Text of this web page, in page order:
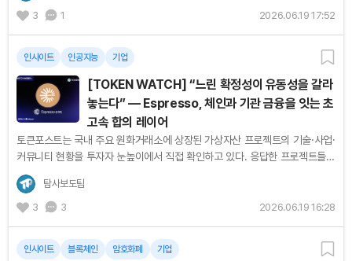
3
1 2026.06.19 17:52
인사이트 인공지능 기업
[TOKEN WATCH] “느린 확정성이 유동성을 갈라
놓는다” — Espresso, 체인과 기관 금융을 잇는 초
고속 합의 레이어
토큰포스트는 국내 주요 원화거래소에 상장된 가상자산 프로젝트의 기술·사업·
커뮤니티 현황을 투자자 눈높이에서 직접 확인하고 있다. 응답한 프로젝트들의
목소리를 순서대로 기록한다. [편집자주] 블록체인 생태계의...
탐사보도팀
3
3 2026.06.19 16:28
인사이트 블록체인 암호화폐 기업